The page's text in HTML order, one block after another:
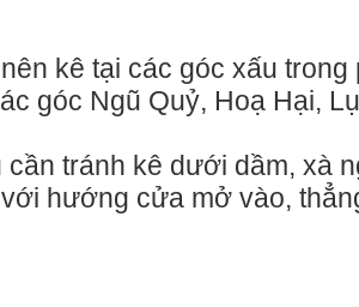
kê tại các góc xấu
góc Ngũ Quỷ, Hoạ Hại,
cần tránh kê dưới dầm, xà
hướng cửa mở vào,